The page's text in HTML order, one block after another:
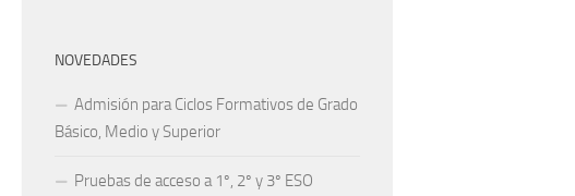
NOVEDADES
Admisión para Ciclos Formativos de Grado
Básico, Medio y Superior
Pruebas de acceso a 1º, 2º y 3º ESO